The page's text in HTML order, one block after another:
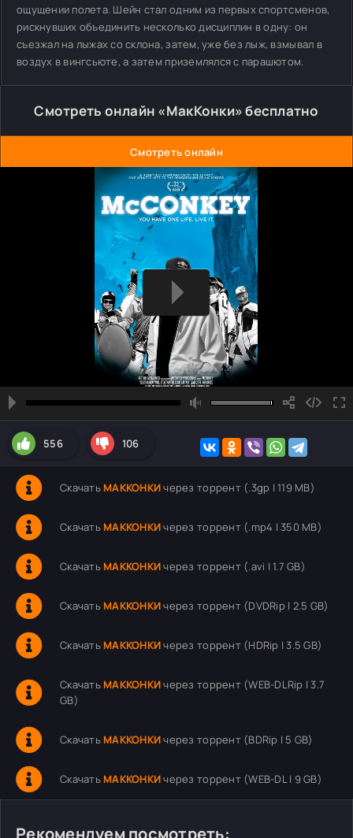
ощущении полета. Шейн стал одним из первых спортсменов,
рискнувших объединить несколько дисциплин в одну: он
съезжал на лыжах со склона, затем, уже без лыж, взмывал в
воздух в вингсьюте, а затем приземлялся с парашютом.
Смотреть онлайн «МакКонки» бесплатно
Смотреть онлайн
556 106
Скачать МАККОНКИчерез торрент (.3gp | 119 MB)
Скачать МАККОНКИчерез торрент (.mp4 | 350 MB)
Скачать МАККОНКИчерез торрент (.avi | 1.7 GB)
Скачать МАККОНКИчерез торрент (DVDRip | 2.5 GB)
Скачать МАККОНКИчерез торрент (HDRip | 3.5 GB)
Скачать МАККОНКИчерез торрент (WEB-DLRip | 3.7
GB)
Скачать МАККОНКИчерез торрент (BDRip | 5 GB)
Скачать МАККОНКИчерез торрент (WEB-DL | 9 GB)
Рекомендуем посмотреть: